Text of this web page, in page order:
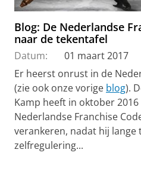
Blog: De Nederlandse
naar de tekentafel
Datum:
01 maart 2017
Er heerst onrust in de
(zie ook onze vorige blog).
Kamp heeft in oktober
Nederlandse Franchise
verankeren, nadat hij lange
zelfregulering...